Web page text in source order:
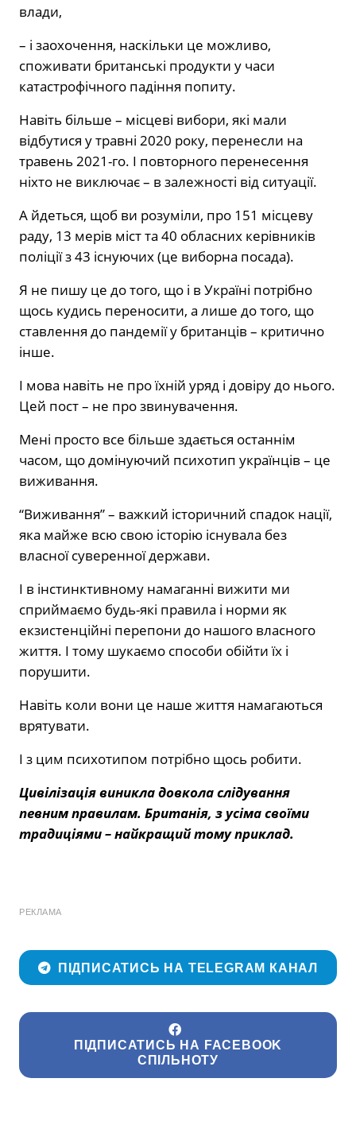
влади,
– і заохочення, наскільки це можливо,
споживати британські продукти у часи
катастрофічного падіння попиту.
Навіть більше – місцеві вибори, які мали
відбутися у травні 2020 року, перенесли на
травень 2021-го. І повторного перенесення
ніхто не виключає – в залежності від ситуації.
А йдеться, щоб ви розуміли, про 151 місцеву
раду, 13 мерів міст та 40 обласних керівників
поліції з 43 існуючих (це виборна посада).
Я не пишу це до того, що і в Україні потрібно
щось кудись переносити, а лише до того, що
ставлення до пандемії у британців – критично
інше.
І мова навіть не про їхній уряд і довіру до нього.
Цей пост – не про звинувачення.
Мені просто все більше здається останнім
часом, що домінуючий психотип українців – це
виживання.
“Виживання” – важкий історичний спадок нації,
яка майже всю свою історію існувала без
власної суверенної держави.
І в інстинктивному намаганні вижити ми
сприймаємо будь-які правила і норми як
екзистенційні перепони до нашого власного
життя. І тому шукаємо способи обійти їх і
порушити.
Навіть коли вони це наше життя намагаються
врятувати.
І з цим психотипом потрібно щось робити.
Цивілізація виникла довкола слідування
певним правилам. Британія, з усіма своїми
традиціями – найкращий тому приклад.
РЕКЛАМА
ПІДПИСАТИСЬ НА TELEGRAM КАНАЛ
ПІДПИСАТИСЬ НА FACEBOOK
СПІЛЬНОТУ